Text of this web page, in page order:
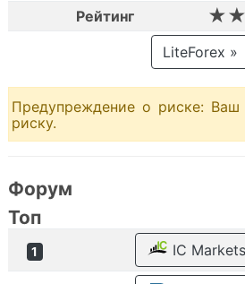
Рейтинг
LiteForex »
Предупреждение о риске: Ваш
риску.
Форум
Топ
1 IC Markets